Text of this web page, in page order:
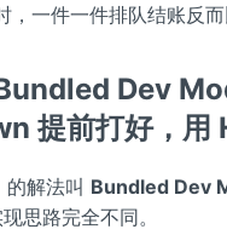
，一件一件排队结账反
Dev
提前打好，用
的解法叫 Bundled Dev
思路完全不同。